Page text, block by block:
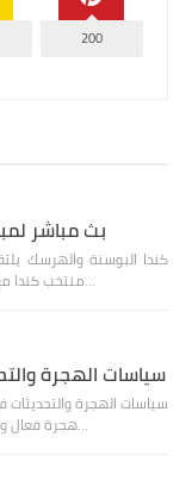
200
بث مباشر
منتخب كندا مع نظيره منتخب البوسنة والهرسك في الجولة الأولى م…
سياسات الهجرة
هجرة فعال ومستقر، وتعمل على تحديث قوانينها وسياساتها باست…